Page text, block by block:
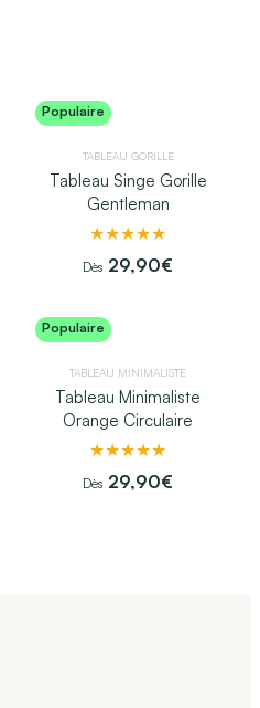
Populaire
TABLEAU GORILLE​
Tableau Singe Gorille
Gentleman
★★★★★
Dès 29,90€
Populaire
TABLEAU MINIMALISTE​
Tableau Minimaliste
Orange Circulaire
★★★★★
Dès 29,90€